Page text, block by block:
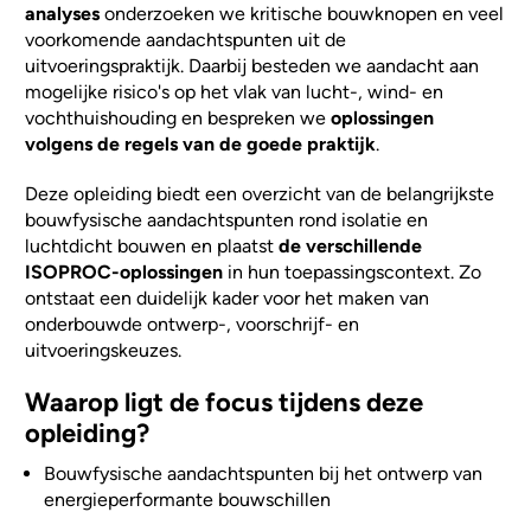
analyses onderzoeken we kritische bouwknopen en veel
voorkomende aandachtspunten uit de
uitvoeringspraktijk. Daarbij besteden we aandacht aan
mogelijke risico's op het vlak van lucht-, wind- en
vochthuishouding en bespreken weoplossingen
volgens de regels van de goede praktijk.
Deze opleiding biedt een overzicht van de belangrijkste
bouwfysische aandachtspunten rond isolatie en
luchtdicht bouwen en plaatstde verschillende
ISOPROC-oplossingen in hun toepassingscontext. Zo
ontstaat een duidelijk kader voor het maken van
onderbouwde ontwerp-, voorschrijf- en
uitvoeringskeuzes.
Waarop ligt de focus tijdens deze
opleiding?
Bouwfysische aandachtspunten bij het ontwerp van
energieperformante bouwschillen